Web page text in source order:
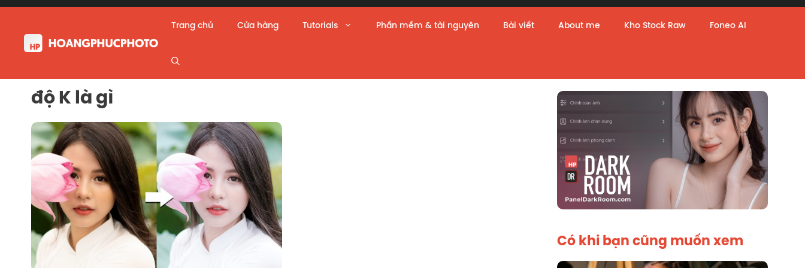
Skip
content
Trang chủ Cửa hàng Tutorials Phần mềm & tài nguyên Bài viết About me Kho Stock Raw Foneo AI
độ K là gì
Có khi bạn cũng muốn xem